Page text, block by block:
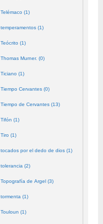
Telémaco (1)
temperamentos (1)
Teócrito (1)
Thomas Murner. (0)
Ticiano (1)
Tiempo Cervantes (0)
Tiempo de Cervantes (13)
Tifón (1)
Tiro (1)
tocados por el dedo de dios (1)
tolerancia (2)
Topografía de Argel (3)
tormenta (1)
Touloun (1)